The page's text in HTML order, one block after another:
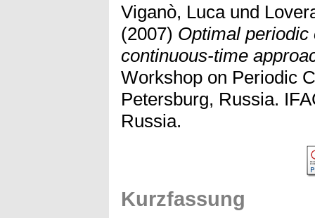
Viganò, Lucaund
(2007) Optimal periodic
continuous-time
Workshop on Periodic
Petersburg, Russia.
Russia.
Kurzfassung